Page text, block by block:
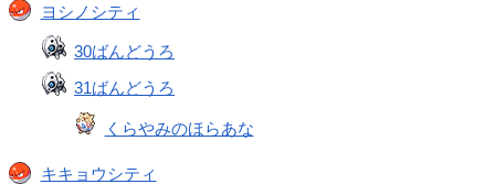
ヨシノシティ
30ばんどうろ
31ばんどうろ
くらやみのほらあな
キキョウシティ